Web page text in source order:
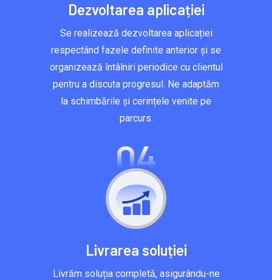
Dezvoltarea aplicației
Se realizează dezvoltarea aplicației
respectând fazele definite anterior și se
organizează întâlniri periodice cu clientul
pentru a discuta progresul. Ne adaptăm
la schimbările și cerințele venite pe
parcurs.
04
Livrarea soluției
Livrăm soluția completă, asigurându-ne